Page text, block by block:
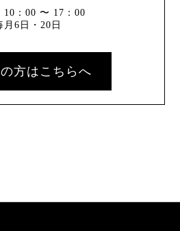
10：00 〜 17：00
月6日・20日
方はこちらへ